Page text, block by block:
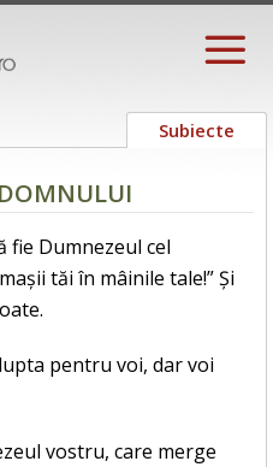
Subiecte
fie Dumnezeul cel
tăi în mâinile tale!” Și
pentru voi, dar voi
vostru, care merge